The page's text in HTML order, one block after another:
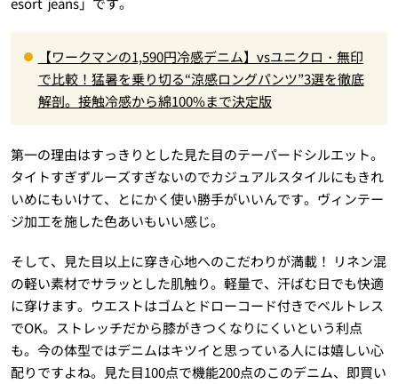
【ワークマンの1,590円冷感デニム】vsユニクロ・無印
で比較！猛暑を乗り切る“涼感ロングパンツ”3選を徹底
解剖。接触冷感から綿100%まで決定版
第一の理由はすっきりとした見た目のテーパードシルエット。
タイトすぎずルーズすぎないのでカジュアルスタイルにもきれ
いめにもいけて、とにかく使い勝手がいいんです。ヴィンテー
ジ加工を施した色あいもいい感じ。
そして、見た目以上に穿き心地へのこだわりが満載！ リネン混
の軽い素材でサラッとした肌触り。軽量で、汗ばむ日でも快適
に穿けます。ウエストはゴムとドローコード付きでベルトレス
でOK。ストレッチだから膝がきつくなりにくいという利点
も。今の体型ではデニムはキツイと思っている人には嬉しい心
配りですよね。見た目100点で機能200点のこのデニム、即買い